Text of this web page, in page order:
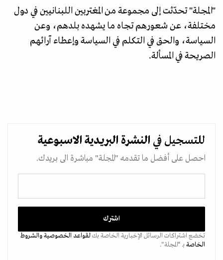
"المجلة" تحدّثت إلى مجموعة من المغتربين اللبنانيين في دول
مختلفة، عن شعورهم تجاه ما يشهده بلدهم، وعن
السياسة، والحق في التكلم في السياسة وإعطاء آرائهم
الصريحة في المسألة.
للتسجيل في النشرة البريدية الاسبوعية
احصل على أفضل ما تقدمه "المجلة" مباشرة الى بريدك.
تخضع اشتراكات الرسائل الإخبارية الخاصة بكلقواعد الخصوصيةوالشروط
الخاصة بـ “المجلة".